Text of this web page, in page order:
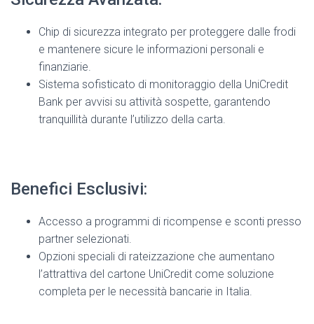
Chip di sicurezza integrato per proteggere dalle frodi
e mantenere sicure le informazioni personali e
finanziarie.
Sistema sofisticato di monitoraggio della UniCredit
Bank per avvisi su attività sospette, garantendo
tranquillità durante l’utilizzo della carta.
Benefici Esclusivi:
Accesso a programmi di ricompense e sconti presso
partner selezionati.
Opzioni speciali di rateizzazione che aumentano
l’attrattiva del cartone UniCredit come soluzione
completa per le necessità bancarie in Italia.